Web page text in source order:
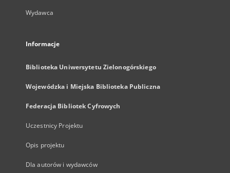
Wydawca
Informacje
Biblioteka Uniwersytetu Zielonogórskiego
Wojewódzka i Miejska Biblioteka Publiczna
Federacja Bibliotek Cyfrowych
Uczestnicy Projektu
Opis projektu
Dla autorów i wydawców